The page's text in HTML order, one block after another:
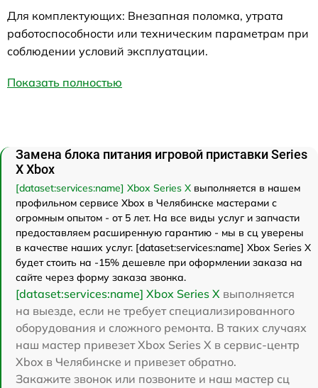
Для комплектующих: Внезапная поломка, утрата
работоспособности или техническим параметрам при
соблюдении условий эксплуатации.
Показать полностью
Замена блока питания игровой приставки Series
X Xbox
[dataset:services:name] Xbox Series X выполняется в нашем
профильном сервисе Xbox в Челябинске мастерами с
огромным опытом - от 5 лет. На все виды услуг и запчасти
предоставляем расширенную гарантию - мы в сц уверены
в качестве наших услуг. [dataset:services:name] Xbox Series X
будет стоить на -15% дешевле при оформлении заказа на
сайте через форму заказа звонка.
[dataset:services:name] Xbox Series X выполняется
на выезде, если не требует специализированного
оборудования и сложного ремонта. В таких случаях
наш мастер привезет Xbox Series X в сервис-центр
Xbox в Челябинске и привезет обратно.
Закажите звонок или позвоните и наш мастер сц